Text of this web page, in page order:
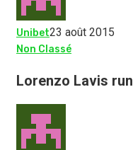
Unibet23 août 2015
Non Classé
Lorenzo Lavis